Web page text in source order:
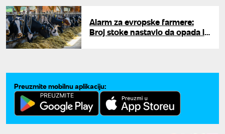
Alarm za evropske farmere:
Broj stoke nastavio da opada i
Preuzmite mobilnu aplikaciju: